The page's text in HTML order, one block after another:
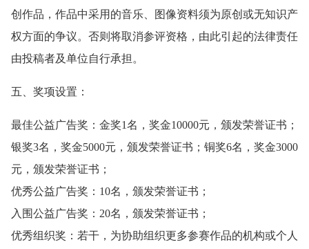
创作品，作品中采用的音乐、图像资料须为原创或无知识产
权方面的争议。否则将取消参评资格，由此引起的法律责任
由投稿者及单位自行承担。
五、奖项设置：
最佳公益广告奖：金奖1名，奖金10000元，颁发荣誉证书；
银奖3名，奖金5000元，颁发荣誉证书；铜奖6名，奖金3000
元，颁发荣誉证书；
优秀公益广告奖：10名，颁发荣誉证书；
入围公益广告奖：20名，颁发荣誉证书；
优秀组织奖：若干，为协助组织更多参赛作品的机构或个人